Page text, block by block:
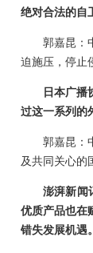
绝对合法的自
郭嘉昆：
迫施压，停止
日本广播
过这一系列的
郭嘉昆：
及共同关心的
澎湃新闻
优质产品也在
错失发展机遇